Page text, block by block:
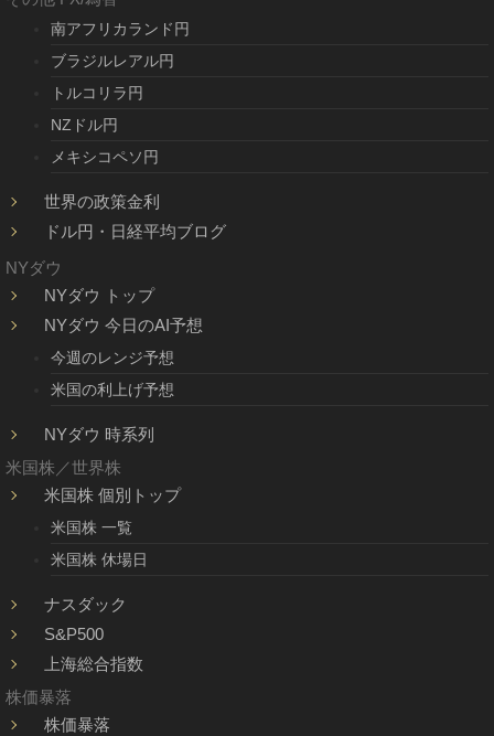
南アフリカランド円
ブラジルレアル円
トルコリラ円
NZドル円
メキシコペソ円
世界の政策金利
ドル円・日経平均ブログ
NYダウ
NYダウ トップ
NYダウ 今日のAI予想
今週のレンジ予想
米国の利上げ予想
NYダウ 時系列
米国株／世界株
米国株 個別トップ
米国株 一覧
米国株 休場日
ナスダック
S&P500
上海総合指数
株価暴落
株価暴落